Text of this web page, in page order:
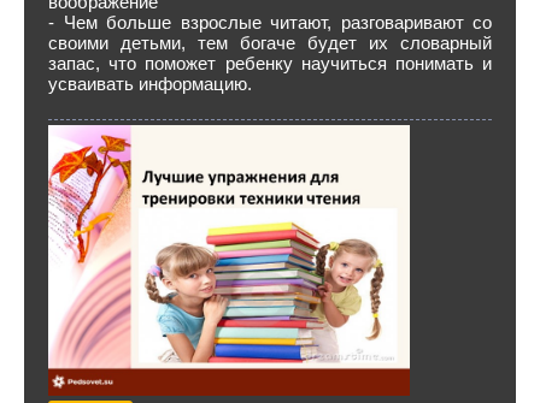
- Чем больше взрослые читают, разговаривают со
своими детьми, тем богаче будет их словарный
запас, что поможет ребенку научиться понимать и
усваивать информацию.